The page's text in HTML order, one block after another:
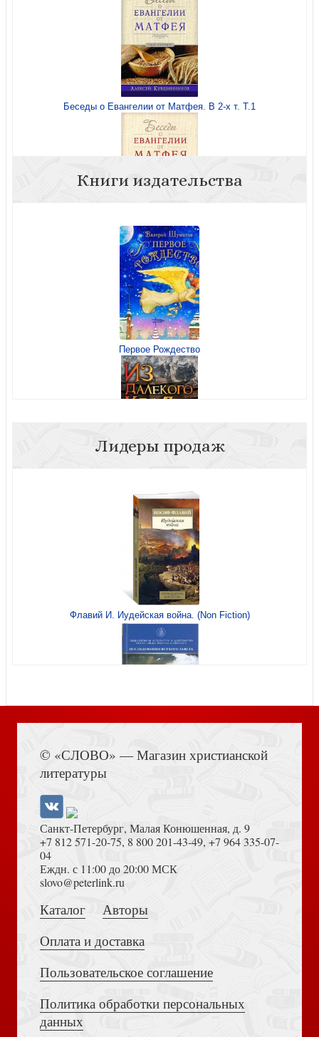
Беседы о Евангелии от Матфея. В 2-х т. Т.1
Беседы о Евангелии от Матфея. В 2-х т. Т.2
Книги издательства
Первое Рождество
Путешествие Пилигрима в Небесную страну. Часть 1
Тонкое место
История, рассказанная ангелом
Лидеры продаж
Флавий И. Иудейская война. (Non Fiction)
Толкование на Апокалипсис (Тихоний Африканский)
Достоевский Ф.М. Сила и правда России (2024)
© «СЛОВО» — Магазин христианской
литературы
Санкт-Петербург, Малая Конюшенная, д. 9
+7 812 571-20-75, 8 800 201-43-49, +7 964 335-07-
04
Еждн. с 11:00 до 20:00 МСК
slovo@peterlink.ru
Каталог
Авторы
Оплата и доставка
Пользовательское соглашение
Политика обработки персональных
данных